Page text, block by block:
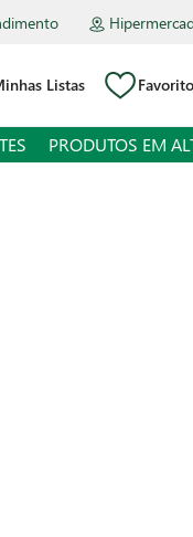
Listas
PRODUTOS EM